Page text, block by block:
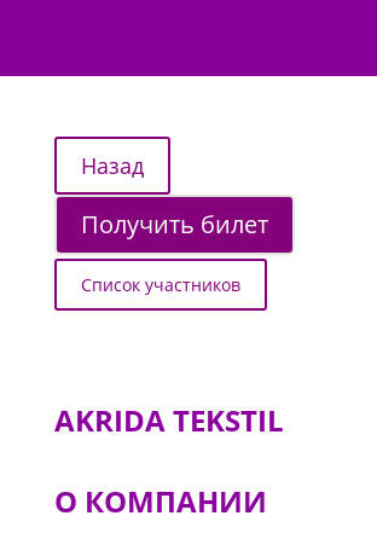
Получить билет
Список участников
AKRIDA TEKSTIL
О КОМПАНИИ